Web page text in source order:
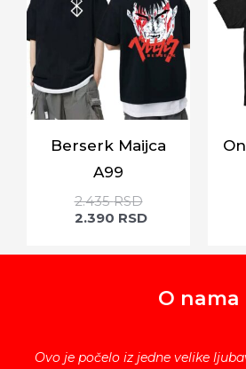
Berserk Maijca
A99
2.435RSD
2.390 RSD
O nama
Ovo je počelo iz jedne velike